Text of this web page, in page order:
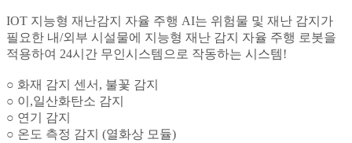
IOT 지능형 재난감지 자율 주행 AI는 위험물 및 재난 감지가
필요한 내/외부 시설물에 지능형 재난 감지 자율 주행 로봇을
적용하여 24시간 무인시스템으로 작동하는 시스템!
○ 화재 감지 센서, 불꽃 감지
○ 이,일산화탄소 감지
○ 연기 감지
○ 온도 측정 감지 (열화상 모듈)